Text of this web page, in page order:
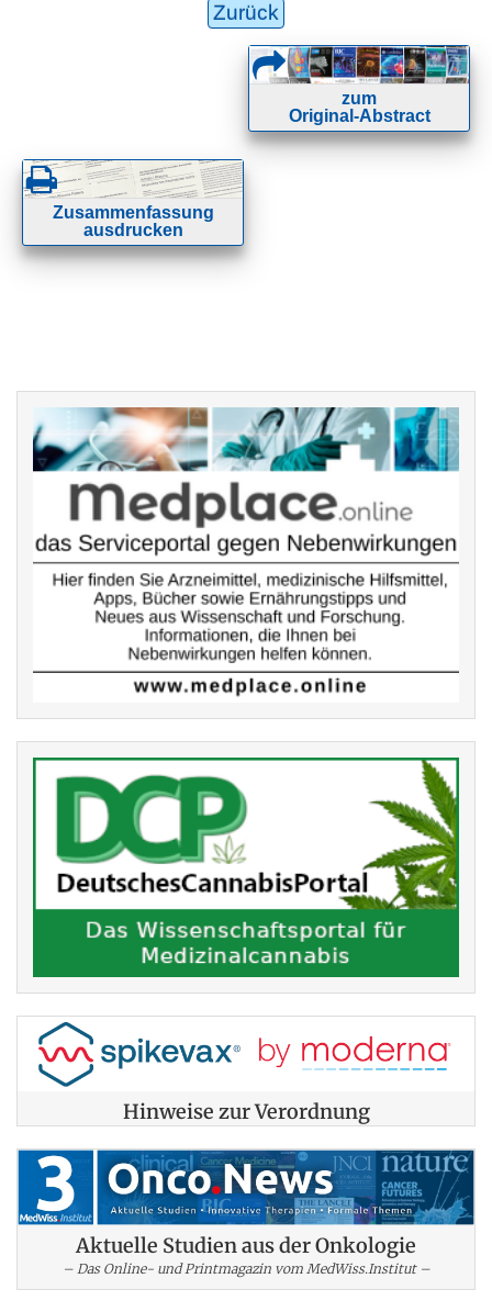
Zurück
zum
Original-Abstract
Zusammenfassung
ausdrucken
Hinweise zur Verordnung
Aktuelle Studien aus der Onkologie
– Das Online- und Printmagazin vom MedWiss.Institut –